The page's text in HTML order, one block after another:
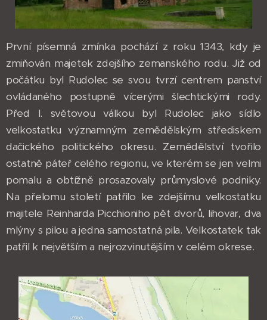
První písemná zmínka pochází z roku 1343, kdy je
zmiňován majetek zdejšího zemanského rodu. Již od
počátku byl Rudolec se svou tvrzí centrem panství
ovládaného postupně vícerými šlechtickými rody.
Před I. světovou válkou byl Rudolec jako sídlo
velkostatku významným zemědělským střediskem
dačického politického okresu. Zemědělství tvořilo
ostatně páteř celého regionu, ve kterém se jen velmi
pomalu a obtížně prosazovaly průmyslové podniky.
Na přelomu století patřilo ke zdejšímu velkostatku
majitele Reinharda Picchioniho pět dvorů, lihovar, dva
mlýny s pilou a jedna samostatná pila. Velkostatek tak
patřil k největším a nejrozvinutějším v celém okrese.